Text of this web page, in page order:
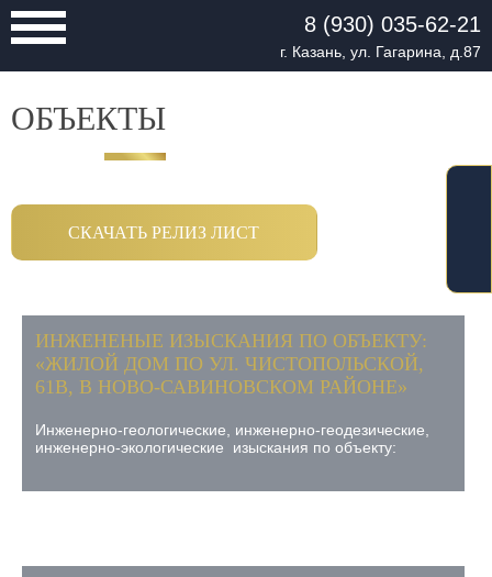
8 (930) 035-62-21
г. Казань, ул. Гагарина, д.87
ОБЪЕКТЫ
СКАЧАТЬ РЕЛИЗ ЛИСТ
ИНЖЕНЕНЫЕ ИЗЫСКАНИЯ ПО ОБЪЕКТУ:
«ЖИЛОЙ ДОМ ПО УЛ. ЧИСТОПОЛЬСКОЙ,
61В, В НОВО-САВИНОВСКОМ РАЙОНЕ»
Инженерно-геологические, инженерно-геодезические,
инженерно-экологические изыскания по объекту: